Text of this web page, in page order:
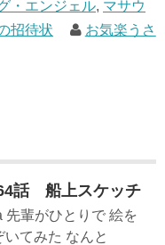
・エンジェル, マサウ
招待状
お気楽うさ
話 船上スケッチ
先輩がひとりで 絵を
てみた なんと